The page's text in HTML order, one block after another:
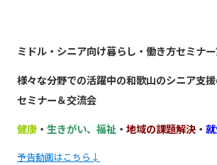
ミドル・シニア向け暮らし・働き方セミナ
様々な分野での活躍中の和歌山のシニア支
セミナー＆交流会
健康 ・ 生きがい、福祉 ・ 地域の課題解決 ・
予告動画はこちら↓